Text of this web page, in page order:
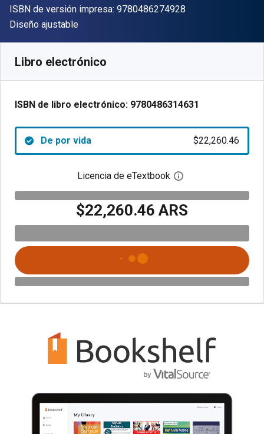
ISBN de versión impresa: 9780486274928
Formato
Diseño ajustable
Libro electrónico
ISBN de libro electrónico: 9780486314631
De por vida $22,260.46
Licencia de eTextbook Abre el cuadro de
$22,260.46 ARS